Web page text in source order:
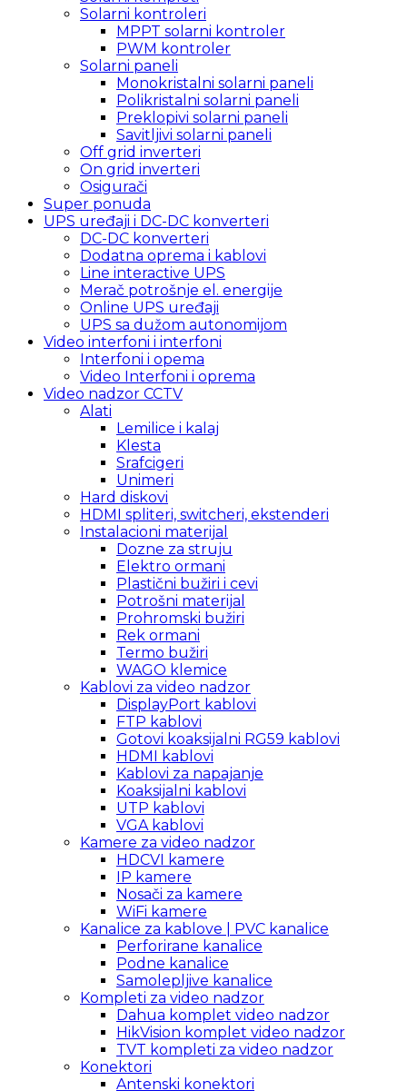
Solarni kontroleri
MPPT solarni kontroler
PWM kontroler
Solarni paneli
Monokristalni solarni paneli
Polikristalni solarni paneli
Preklopivi solarni paneli
Savitljivi solarni paneli
Off grid inverteri
On grid inverteri
Osigurači
Super ponuda
UPS uređaji i DC-DC konverteri
DC-DC konverteri
Dodatna oprema i kablovi
Line interactive UPS
Merač potrošnje el. energije
Online UPS uređaji
UPS sa dužom autonomijom
Video interfoni i interfoni
Interfoni i opema
Video Interfoni i oprema
Video nadzor CCTV
Alati
Lemilice i kalaj
Klesta
Srafcigeri
Unimeri
Hard diskovi
HDMI spliteri, switcheri, ekstenderi
Instalacioni materijal
Dozne za struju
Elektro ormani
Plastični bužiri i cevi
Potrošni materijal
Prohromski bužiri
Rek ormani
Termo bužiri
WAGO klemice
Kablovi za video nadzor
DisplayPort kablovi
FTP kablovi
Gotovi koaksijalni RG59 kablovi
HDMI kablovi
Kablovi za napajanje
Koaksijalni kablovi
UTP kablovi
VGA kablovi
Kamere za video nadzor
HDCVI kamere
IP kamere
Nosači za kamere
WiFi kamere
Kanalice za kablove | PVC kanalice
Perforirane kanalice
Podne kanalice
Samolepljive kanalice
Kompleti za video nadzor
Dahua komplet video nadzor
HikVision komplet video nadzor
TVT kompleti za video nadzor
Konektori
Antenski konektori